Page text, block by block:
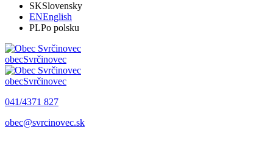
SKSlovensky
ENEnglish
PLPo polsku
obecSvrčinovec
obecSvrčinovec
041/4371 827
obec@svrcinovec.sk